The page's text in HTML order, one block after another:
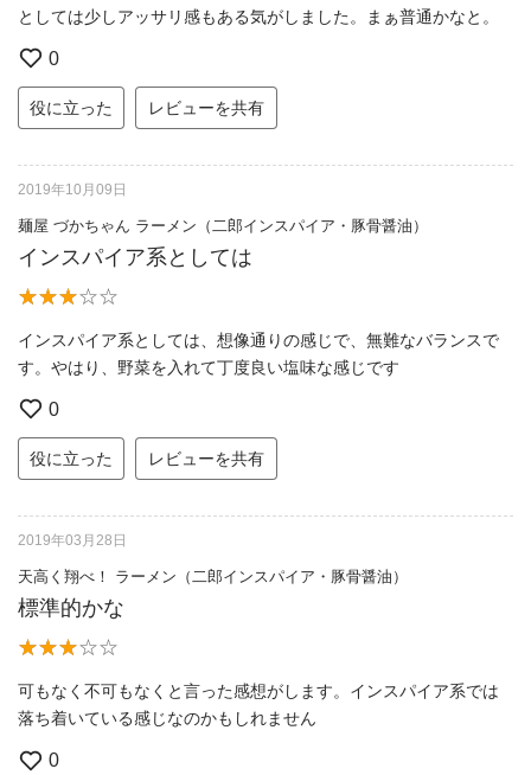
としては少しアッサリ感もある気がしました。まぁ普通かなと。
0
役に立った レビューを共有
2019年10月09日
麺屋 づかちゃん ラーメン（二郎インスパイア・豚骨醤油）
インスパイア系としては
インスパイア系としては、想像通りの感じで、無難なバランスで
す。やはり、野菜を入れて丁度良い塩味な感じです
0
役に立った レビューを共有
2019年03月28日
天高く翔べ！ ラーメン（二郎インスパイア・豚骨醤油）
標準的かな
可もなく不可もなくと言った感想がします。インスパイア系では
落ち着いている感じなのかもしれません
0